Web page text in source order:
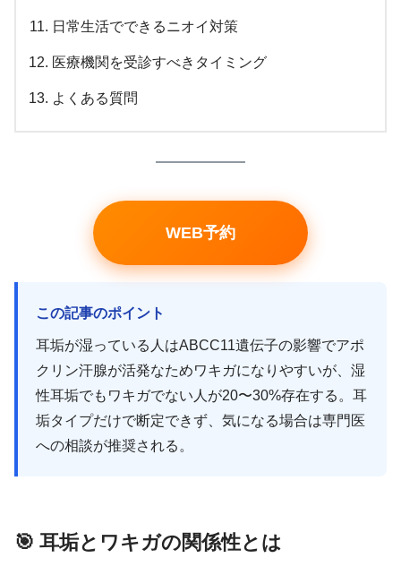
日常生活でできるニオイ対策
医療機関を受診すべきタイミング
よくある質問
WEB予約
この記事のポイント
耳垢が湿っている人はABCC11遺伝子の影響でアポ
クリン汗腺が活発なためワキガになりやすいが、湿
性耳垢でもワキガでない人が20〜30%存在する。耳
垢タイプだけで断定できず、気になる場合は専門医
への相談が推奨される。
🎯 耳垢とワキガの関係性とは